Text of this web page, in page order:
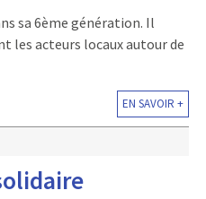
sa 6ème génération. Il
les acteurs locaux autour de
EN SAVOIR +